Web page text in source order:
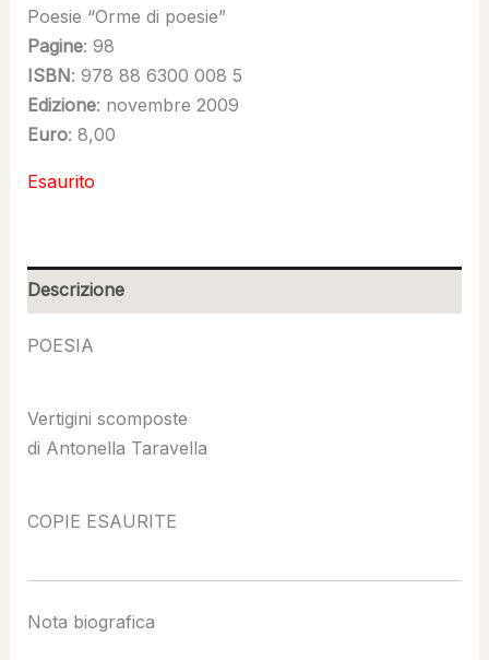
Poesie “Orme di poesie”
Pagine: 98
ISBN: 978 88 6300 008 5
Edizione: novembre 2009
Euro: 8,00
Esaurito
Descrizione
POESIA
Vertigini scomposte
di Antonella Taravella
COPIE ESAURITE
Nota biografica